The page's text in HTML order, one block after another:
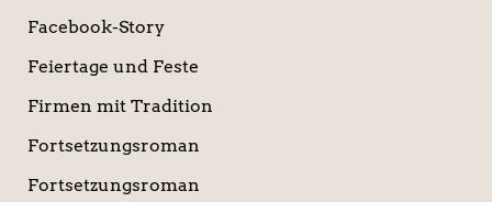
Facebook-Story
Feiertage und Feste
Firmen mit Tradition
Fortsetzungsroman
Fortsetzungsroman